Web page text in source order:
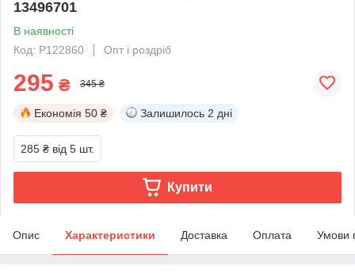
13496701
В наявності
Код: P122860
Опт і роздріб
295 ₴ 345 ₴
Економія 50 ₴ Залишилось 2 дні
285 ₴ від 5 шт.
Купити
Опис Характеристики Доставка Оплата Умови